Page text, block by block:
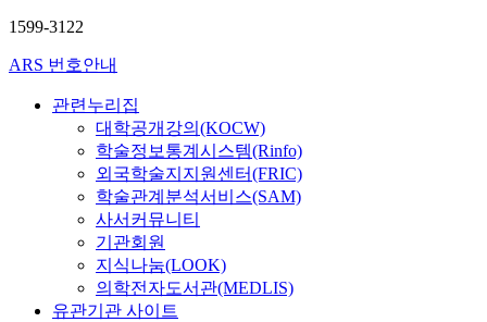
1599-3122
ARS 번호안내
관련누리집
대학공개강의(KOCW)
학술정보통계시스템(Rinfo)
외국학술지지원센터(FRIC)
학술관계분석서비스(SAM)
사서커뮤니티
기관회원
지식나눔(LOOK)
의학전자도서관(MEDLIS)
유관기관 사이트